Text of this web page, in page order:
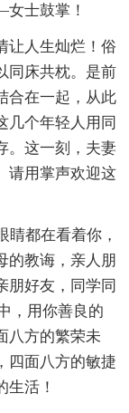
士鼓掌！
让人生灿烂！俗
同床共枕。是前
合在一起，从此
几个年轻人用同
。这一刻，夫妻
请用掌声欢迎这
睛都在看着你，
的教诲，亲人朋
朋好友，同学同
，用你善良的
八方的繁荣未
四面八方的敏捷
活！